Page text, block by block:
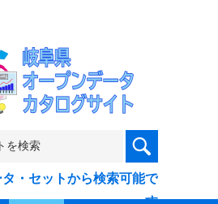
・セットから検索可能で